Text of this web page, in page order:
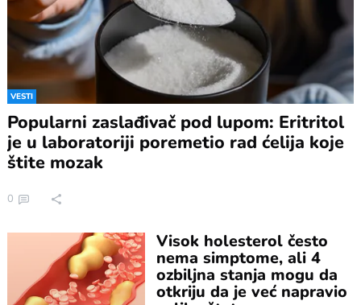
VESTI
Popularni zaslađivač pod lupom: Eritritol
je u laboratoriji poremetio rad ćelija koje
štite mozak
0
Visok holesterol često
nema simptome, ali 4
ozbiljna stanja mogu da
otkriju da je već napravio